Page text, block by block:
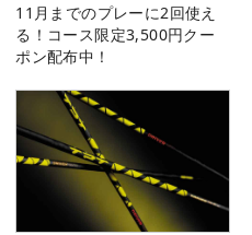
11月までのプレーに2回使え
る！コース限定3,500円クー
ポン配布中！